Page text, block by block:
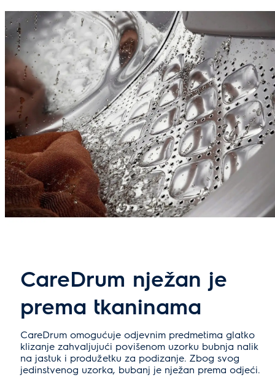
CareDrum nježan je
prema tkaninama
CareDrum omogućuje odjevnim predmetima glatko
klizanje zahvaljujući povišenom uzorku bubnja nalik
na jastuk i produžetku za podizanje. Zbog svog
jedinstvenog uzorka, bubanj je nježan prema odjeći.